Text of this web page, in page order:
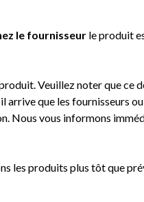
le fournisseur le produit
Veuillez noter que ce
arrive que les fournisseurs
Nous vous informons
les produits plus tôt que